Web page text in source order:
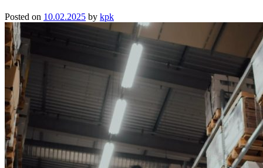
Posted on 10.02.2025 by kpk